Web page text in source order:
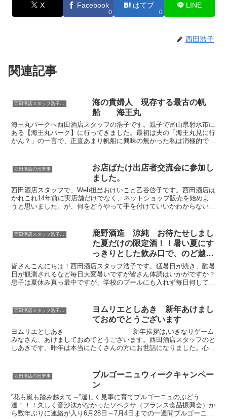
X Facebook
0
はてブ
0
LINE
西田浩子
関連記事
海の貴婦人 現存する最古の帆
船 海王丸
海王丸パークへ西田酒店スタッフの浩子です。親子で富山県射水市に
ある【海王丸パーク】に行ってきました。最初は夫の「海王丸見に行
かん？」の一言で、正直あまり帆船に興味の無かった私は消極的でし
西田酒店の出来事
お店ばたけ出店者交流会に参加し
ました。
西田酒店スタッフで、Web担当おけいこと乙谷啓子です。西田酒店は
かれこれ14年前に実店舗だけでなく、ネットショップ販売を始めよ
うと思いました。が、何をどうやって手を付けていいかわからない。
西田酒店スタッフ浩子のこちょこちょ話
鹿野酒造 涼純 お待たせしまし
た夏だけの限定酒！！暑い夏にす
っきりとした飲み口で、のど越し
爽やか！！キンキンに冷やして召
し上がれ！
皆さんこんにちは！西田酒店スタッフ浩子です。猛暑日が続き、酷暑
日が観測されるなど毎日大変暑いですが皆さん体調はいかがですか？
息子は夏休み真っ最中ですが、学校のプールにも入れず毎日何して遊
ヨムリエとしあき 新年あけまし
ておめでとうございます
ヨムリエとしあき 新年挨拶は,いきなりゲーム
みなさん、あけましておめでとうございます。西田酒店スタッフのと
しあきです。昨年は本当にたくさんの方にお世話になりました。心よ
西田酒店の出来事
ブルゴーニュウィークキャンペー
ン
”花も嵐も踏み越えて～”逞しく見事に育てブルゴーニュのぶどう
達！！！久しく音沙汰がなかったソペクサ（フランス食品振興会）か
ら数年ぶりに連絡が入り6月28日～7月4日までの一週間ブルゴーニュ